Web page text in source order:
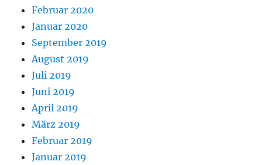
Februar 2020
Januar 2020
September 2019
August 2019
Juli 2019
Juni 2019
April 2019
März 2019
Februar 2019
Januar 2019